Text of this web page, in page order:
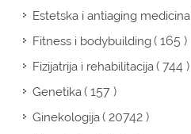
Estetska i antiaging medicina
Fitness i bodybuilding( 165 )
Fizijatrija i rehabilitacija( 744 )
Genetika( 157 )
Ginekologija( 20742 )